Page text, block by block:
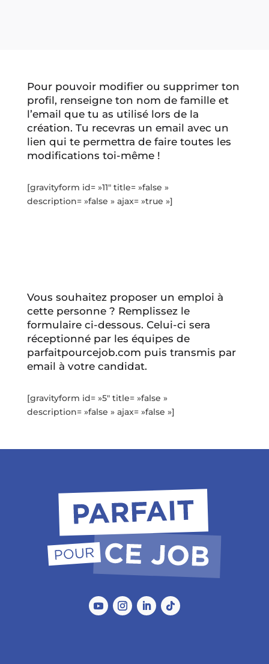
Pour pouvoir modifier ou supprimer ton
profil, renseigne ton nom de famille et
l’email que tu as utilisé lors de la
création. Tu recevras un email avec un
lien qui te permettra de faire toutes les
modifications toi-même !
[gravityform id= »11″ title= »false »
description= »false » ajax= »true »]
Vous souhaitez proposer un emploi à
cette personne ? Remplissez le
formulaire ci-dessous. Celui-ci sera
réceptionné par les équipes de
parfaitpourcejob.com puis transmis par
email à votre candidat.
[gravityform id= »5″ title= »false »
description= »false » ajax= »false »]